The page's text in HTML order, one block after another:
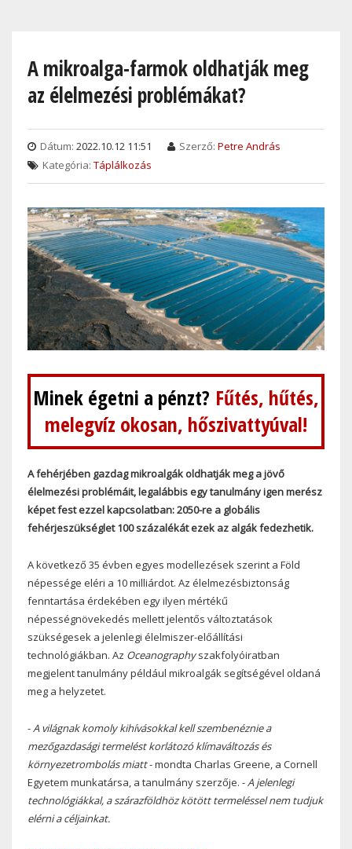
contentA mikroalga-farmok oldhatják meg
az élelmezési problémákat?
Dátum: 2022.10.12 11:51 Szerző: Petre András
Kategória: Táplálkozás
Minek égetni a pénzt? Fűtés, hűtés,
melegvíz okosan, hőszivattyúval!
A fehérjében gazdag mikroalgák oldhatják meg a jövő
élelmezési problémáit, legalábbis egy tanulmány igen merész
képet fest ezzel kapcsolatban: 2050-re a globális
fehérjeszükséglet 100 százalékát ezek az algák fedezhetik.
A következő 35 évben egyes modellezések szerint a Föld
népessége eléri a 10 milliárdot. Az élelmezésbiztonság
fenntartása érdekében egy ilyen mértékű
népességnövekedés mellett jelentős változtatások
szükségesek a jelenlegi élelmiszer-előállítási
technológiákban. Az Oceanographyszakfolyóiratban
megjelent tanulmány például mikroalgák segítségével oldaná
meg a helyzetet.
-A világnak komoly kihívásokkal kell szembenéznie a
mezőgazdasági termelést korlátozó klímaváltozás és
környezetrombolás miatt- mondta Charlas Greene, a Cornell
Egyetem munkatársa, a tanulmány szerzője. -A jelenlegi
technológiákkal, a szárazföldhöz kötött termeléssel nem tudjuk
elérni a céljainkat.